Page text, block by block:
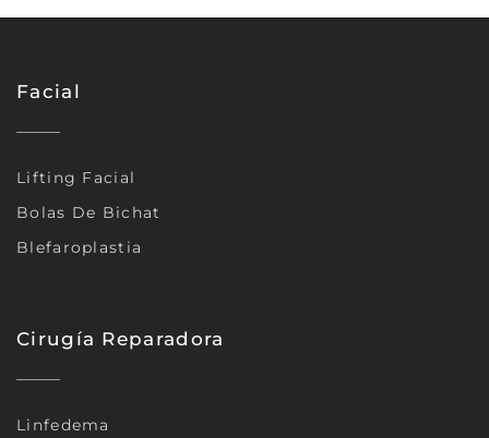
Facial
Lifting Facial
Bolas De Bichat
Blefaroplastia
Cirugía Reparadora
Linfedema